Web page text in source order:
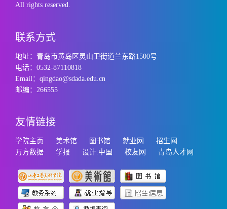
All rights reserved.
联系方式
地址：青岛市黄岛区灵山卫街道兰东路1500号
电话：0532-87110818
Email：qingdao@sdada.edu.cn
邮编：266555
友情链接
学院主页 美术馆 图书馆 就业网
招生网
万方数据
学报 设计.中国 校友网 青岛人才网